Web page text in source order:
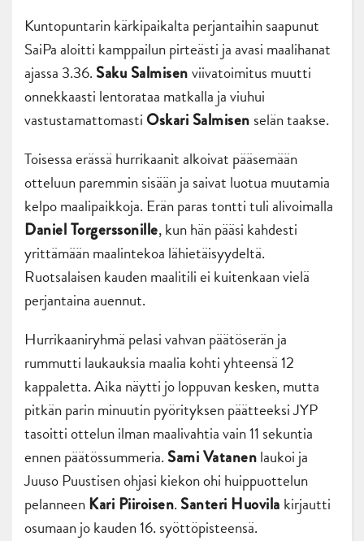
Kuntopuntarin kärkipaikalta perjantaihin saapunut
SaiPa aloitti kamppailun pirteästi ja avasi maalihanat
ajassa 3.36. Saku Salmisenviivatoimitus muutti
onnekkaasti lentorataa matkalla ja viuhui
vastustamattomastiOskari Salmisen selän taakse.
Toisessa erässä hurrikaanit alkoivat pääsemään
otteluun paremmin sisään ja saivat luotua muutamia
kelpo maalipaikkoja. Erän paras tontti tuli alivoimalla
Daniel Torgerssonille, kun hän pääsi kahdesti
yrittämään maalintekoa lähietäisyydeltä.
Ruotsalaisen kauden maalitili ei kuitenkaan vielä
perjantaina auennut.
Hurrikaaniryhmä pelasi vahvan päätöserän ja
rummutti laukauksia maalia kohti yhteensä 12
kappaletta. Aika näytti jo loppuvan kesken, mutta
pitkän parin minuutin pyörityksen päätteeksi JYP
tasoitti ottelun ilman maalivahtia vain 11 sekuntia
ennen päätössummeria. Sami Vatanenlaukoi ja
Juuso Puustisen ohjasi kiekon ohi huippuottelun
pelanneenKari Piiroisen. Santeri Huovila kirjautti
osumaan jo kauden 16. syöttöpisteensä.